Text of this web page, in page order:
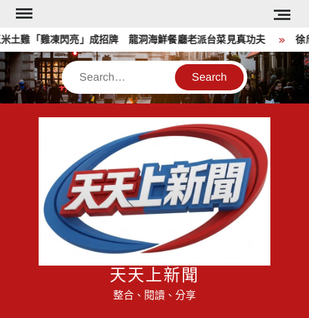
Skip
content
雞「雞凍閃亮」成招牌 龍洞海鮮餐廳老派台菜見真功夫 徐欣
Search
天天上新聞
整合、閱讀、分享